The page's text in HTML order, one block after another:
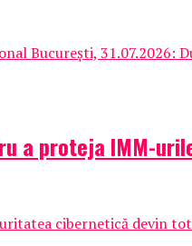
București, 31.07.2026:
a proteja IMM-
cibernetică devin